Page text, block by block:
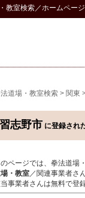
教室検索／ホームペー
道場・教室検索 > 関東
習志野市 に登録され
ページでは、拳法道場
・教室／関連事業者さ
事業者さんは無料で登